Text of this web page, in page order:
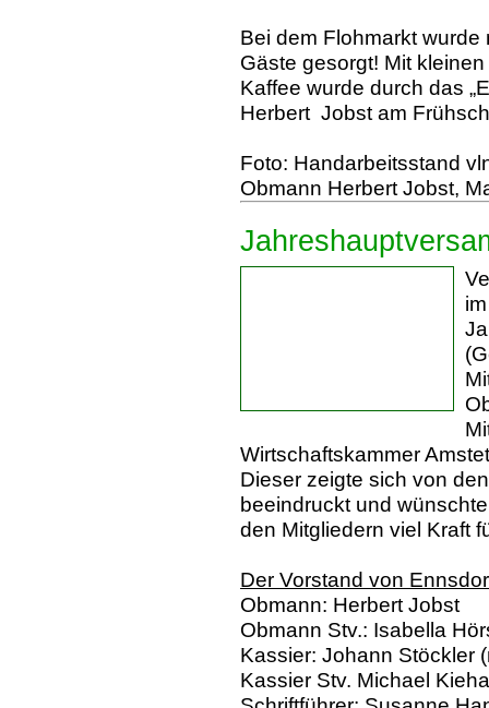
Bei dem Flohmarkt
Gäste gesorgt! Mit
Kaffee wurde durch das
Herbert Jobst am
Foto: Handarbeitsstand
Obmann Herbert Jobst,
Wirtschaftskammer
Dieser zeigte sich von
beeindruckt und
den Mitgliedern viel Kraft
Der Vorstand von
Obmann: Herbert Jobst
Obmann Stv.: Isabella
Kassier: Johann Stöckler
Kassier Stv. Michael